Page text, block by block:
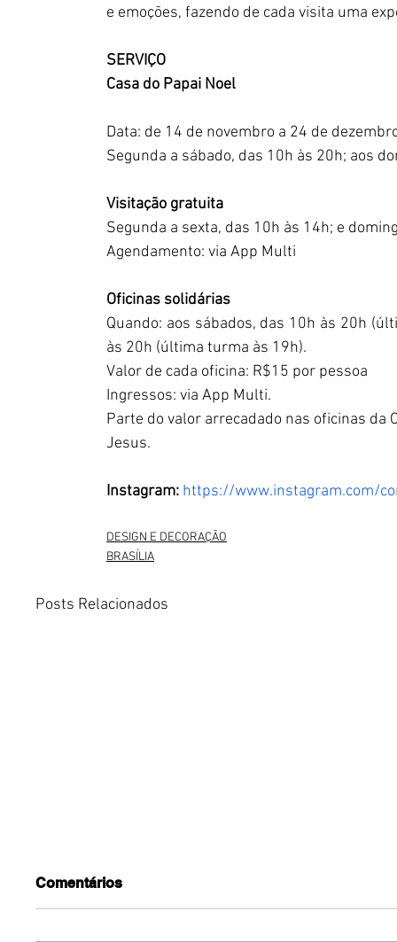
e emoções, fazendo de cada visita uma
SERVIÇO
Casa do Papai Noel
Data: de 14 de novembro a 24 de
Segunda a sábado, das 10h às 20h; aos
Visitação gratuita
Segunda a sexta, das 10h às 14h; e
Agendamento: via App Multi
Oficinas solidárias
Quando: aos sábados, das 10h às 20h
às 20h (última turma às 19h).
Valor de cada oficina: R$15 por pessoa
Ingressos: via App Multi.
Parte do valor arrecadado nas oficinas da
Jesus.
Instagram: https://www.instagram.com/
DESIGN E DECORAÇÃO
BRASÍLIA
Posts Relacionados
Comentários